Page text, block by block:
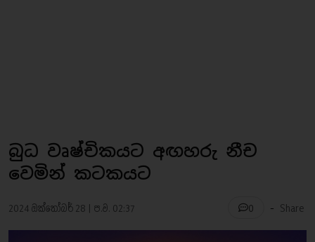
බුධ වෘෂ්චිකයට අඟහරු නීච
වෙමින් කටකයට
2024 ඔක්තෝබර් 28 | ප.ව. 02:37 0 - Share